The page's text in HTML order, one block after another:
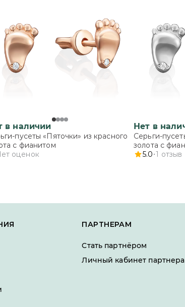
в наличии
пусеты «Пяточки» из красного
с фианитом
оценок
Нет в
Серьги-
золота с
5.0 1 отзыв
ПАРТНЕРАМ
Стать партнёром
Личный кабинет партнера